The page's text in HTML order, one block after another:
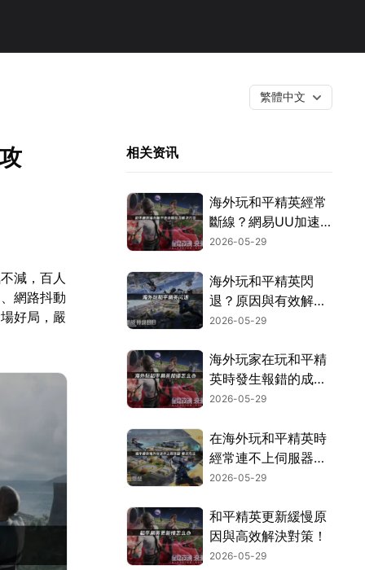
繁體中文
減，百人
網路抖動
好局，嚴
相关资讯
海外玩和平精英經常
斷線？網易UU加速
器高效解決！
2026-05-29
海外玩和平精英閃
退？原因與有效解決
方法總整理！
2026-05-29
海外玩家在玩和平精
英時發生報錯的成
因，以及UU加速器
2026-05-29
在海外玩和平精英時
經常連不上伺服器？
用UU加速器一鍵搞
2026-05-29
和平精英更新緩慢原
因與高效解決對策！
2026-05-29